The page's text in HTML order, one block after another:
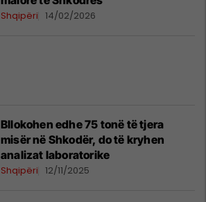
Shqipëri 14/02/2026
Bllokohen edhe 75 tonë të tjera
misër në Shkodër, do të kryhen
analizat laboratorike
Shqipëri 12/11/2025